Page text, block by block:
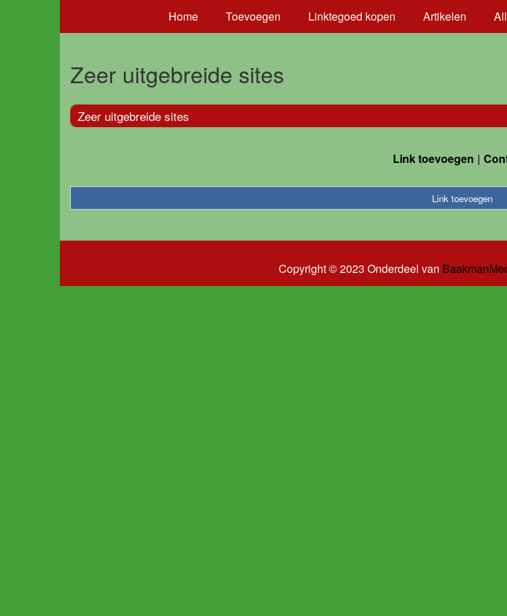
Home Toevoegen Linktegoed kopen Artikelen
Zeer uitgebreide sites
Zeer uitgebreide sites
Link toevoegen
Link toevoegen
Copyright © 2023 Onderdeel van